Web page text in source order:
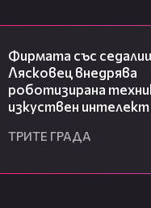
Фирмата със
Лясковец внедрява
роботизирана
изкуствен интелект
ТРИТЕ ГРАДА